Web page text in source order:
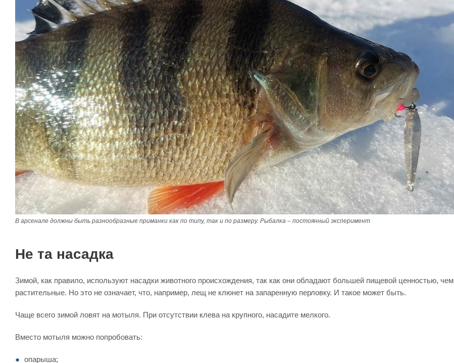
В арсенале должны быть разнообразные приманки как по типу, так и по размеру. Рыбалка – постоянный эксперимент
Не та насадка
Зимой, как правило, используют насадки животного происхождения, так как они обладают большей пищевой ценностью, чем
растительные. Но это не означает, что, например, лещ не клюнет на запаренную перловку. И такое может быть.
Чаще всего зимой ловят на мотыля. При отсутствии клева на крупного, насадите мелкого.
Вместо мотыля можно попробовать:
опарыша;